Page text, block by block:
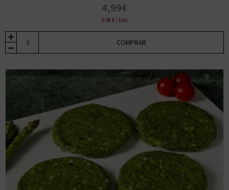
4,99€
9,98 € / kilo
COMPRAR